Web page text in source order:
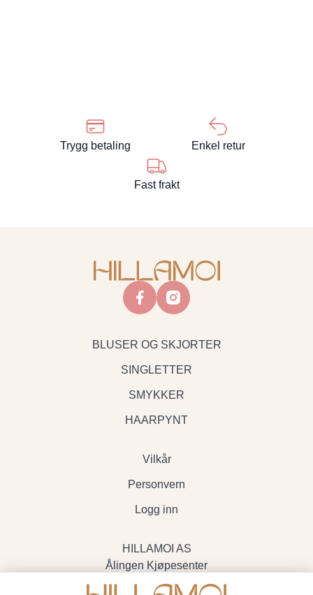
Trygg betaling Enkel retur
Fast frakt
facebookinstagram
BLUSER OG SKJORTER
SINGLETTER
SMYKKER
HAARPYNT
Vilkår
Personvern
Logg inn
HILLAMOI AS
Ålingen Kjøpesenter
Myrenvegen 19, 3570 Ål